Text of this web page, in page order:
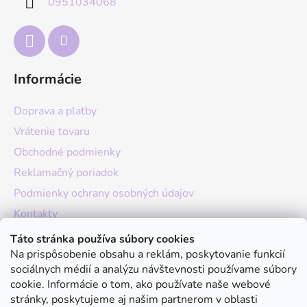
Táto stránka používa súbory cookies
Na prispôsobenie obsahu a reklám, poskytovanie funkcií
sociálnych médií a analýzu návštevnosti používame súbory
cookie. Informácie o tom, ako používate naše webové
stránky, poskytujeme aj našim partnerom v oblasti
Informácie
Doprava a platby
Vrátenie tovaru
Obchodné podmienky
Reklamačný poriadok
Podmienky ochrany osobných údajov
Kontakty
O nás
Hodnotenie obchodu
Moja objednávka